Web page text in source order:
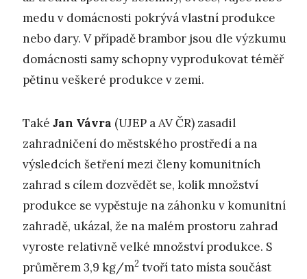
medu v domácnosti pokrývá vlastní produkce
nebo dary. V případě brambor jsou dle výzkumu
domácnosti samy schopny vyprodukovat téměř
pětinu veškeré produkce v zemi.
Také Jan Vávra (UJEP a AV ČR) zasadil
zahradničení do městského prostředí a na
výsledcích šetření mezi členy komunitních
zahrad s cílem dozvědět se, kolik množství
produkce se vypěstuje na záhonku v komunitní
zahradě, ukázal, že na malém prostoru zahrad
vyroste relativně velké množství produkce. S
průměrem 3,9 kg/m2 tvoří tato místa součást